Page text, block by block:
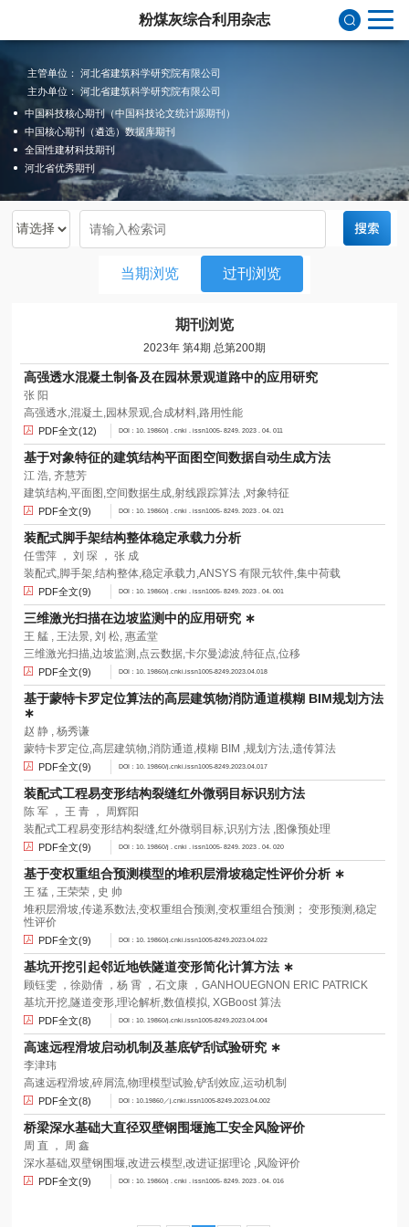
粉煤灰综合利用杂志
主管单位： 河北省建筑科学研究院有限公司
主办单位： 河北省建筑科学研究院有限公司
中国科技核心期刊（中国科技论文统计源期刊）
中国核心期刊（遴选）数据库期刊
全国性建材科技期刊
河北省优秀期刊
当期浏览 过刊浏览
期刊浏览
2023年 第4期 总第200期
高强透水混凝土制备及在园林景观道路中的应用研究
张 阳
高强透水,混凝土,园林景观,合成材料,路用性能
PDF全文(12) DOI：10. 19860/j . cnki . issn1005- 8249. 2023 . 04. 011
基于对象特征的建筑结构平面图空间数据自动生成方法
江 浩, 齐慧芳
建筑结构,平面图,空间数据生成,射线跟踪算法 ,对象特征
PDF全文(9) DOI：10. 19860/j . cnki . issn1005- 8249. 2023 . 04. 021
装配式脚手架结构整体稳定承载力分析
任雪萍 ， 刘 琛 ， 张 成
装配式,脚手架,结构整体,稳定承载力,ANSYS 有限元软件,集中荷载
PDF全文(9) DOI：10. 19860/j . cnki . issn1005- 8249. 2023 . 04. 001
三维激光扫描在边坡监测中的应用研究 ∗
王 艋 , 王法景, 刘 松, 惠孟堂
三维激光扫描,边坡监测,点云数据,卡尔曼滤波,特征点,位移
PDF全文(9) DOI：10. 19860/j.cnki.issn1005-8249.2023.04.018
基于蒙特卡罗定位算法的高层建筑物消防通道模糊 BIM规划方法
∗
赵 静 , 杨秀谦
蒙特卡罗定位,高层建筑物,消防通道,模糊 BIM ,规划方法,遗传算法
PDF全文(9) DOI：10. 19860/j.cnki.issn1005-8249.2023.04.017
装配式工程易变形结构裂缝红外微弱目标识别方法
陈 军 ， 王 青 ， 周辉阳
装配式工程易变形结构裂缝,红外微弱目标,识别方法 ,图像预处理
PDF全文(9) DOI：10. 19860/j . cnki . issn1005- 8249. 2023 . 04. 020
基于变权重组合预测模型的堆积层滑坡稳定性评价分析 ∗
王 猛 , 王荣荣 , 史 帅
堆积层滑坡,传递系数法,变权重组合预测,变权重组合预测； 变形预测,稳定
性评价
PDF全文(9) DOI：10. 19860/j.cnki.issn1005-8249.2023.04.022
基坑开挖引起邻近地铁隧道变形简化计算方法 ∗
顾钰雯 ，徐勋倩 ，杨 霄 ，石文康 ，GANHOUEGNON ERIC PATRICK
基坑开挖,隧道变形,理论解析,数值模拟, XGBoost 算法
PDF全文(8) DOI：10. 19860/j.cnki.issn1005-8249.2023.04.004
高速远程滑坡启动机制及基底铲刮试验研究 ∗
李津玮
高速远程滑坡,碎屑流,物理模型试验,铲刮效应,运动机制
PDF全文(8) DOI：10.19860／j.cnki.issn1005-8249.2023.04.002
桥梁深水基础大直径双壁钢围堰施工安全风险评价
周 直 ， 周 鑫
深水基础,双壁钢围堰,改进云模型,改进证据理论 ,风险评价
PDF全文(9) DOI：10. 19860/j . cnki . issn1005- 8249. 2023 . 04. 016